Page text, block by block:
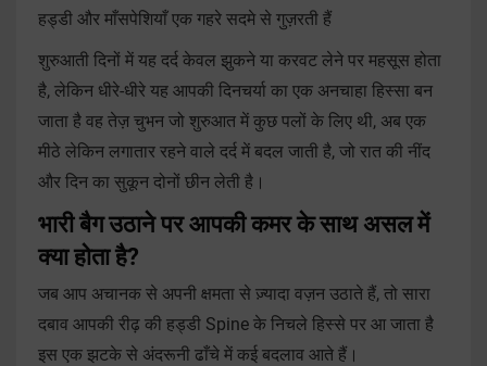
हड्डी और माँसपेशियाँ एक गहरे सदमे से गुज़रती हैं
शुरुआती दिनों में यह दर्द केवल झुकने या करवट लेने पर महसूस होता
है, लेकिन धीरे-धीरे यह आपकी दिनचर्या का एक अनचाहा हिस्सा बन
जाता है वह तेज़ चुभन जो शुरुआत में कुछ पलों के लिए थी, अब एक
मीठे लेकिन लगातार रहने वाले दर्द में बदल जाती है, जो रात की नींद
और दिन का सुकून दोनों छीन लेती है।
भारी बैग उठाने पर आपकी कमर के साथ असल में
क्या होता है?
जब आप अचानक से अपनी क्षमता से ज़्यादा वज़न उठाते हैं, तो सारा
दबाव आपकी रीढ़ की हड्डी Spine के निचले हिस्से पर आ जाता है
इस एक झटके से अंदरूनी ढाँचे में कई बदलाव आते हैं।